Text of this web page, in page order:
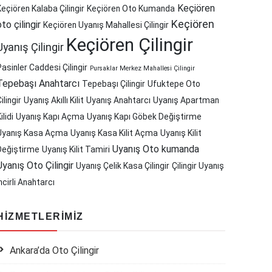
Kalaba Çilingir Keçiören Oto Kumanda Keçiören
çilingir Keçiören Uyanış Mahallesi Çilingir Keçiören
Çilingir Keçiören Çilingir
Caddesi Çilingir Pursaklar Merkez Mahallesi Çilingir
Anahtarcı Tepebaşı Çilingir Ufuktepe Oto
Uyanış Akıllı Kilit Uyanış Anahtarcı Uyanış Apartman
Uyanış Kapı Açma Uyanış Kapı Göbek Değiştirme
Kasa Açma Uyanış Kasa Kilit Açma Uyanış Kilit
Uyanış Kilit Tamiri Uyanış Oto kumanda
Oto Çilingir Uyanış Çelik Kasa Çilingir Çilingir Uyanış
Anahtarcı
Ankara’da Oto Çilingir